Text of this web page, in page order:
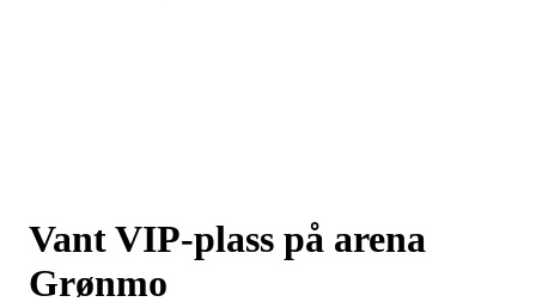
Vant VIP-plass på arena
Grønmo